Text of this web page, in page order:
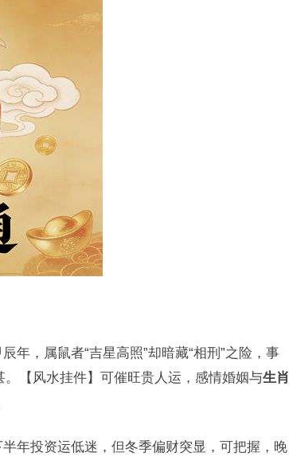
年，属鼠者“吉星高照”却暗藏“相刑”之险，事
。【风水挂件】可催旺贵人运，感情婚姻与生肖
年投资运低迷，但冬季偏财突显，可把握，晚